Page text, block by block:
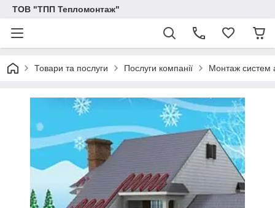
ТОВ "ТПП Тепломонтаж"
Товари та послуги Послуги компанії Монтаж систем